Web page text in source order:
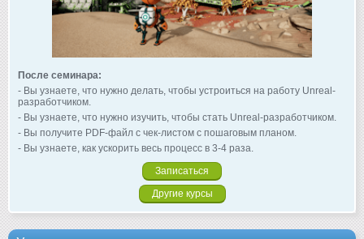
После семинара:
- Вы узнаете, что нужно делать, чтобы устроиться на работу Unreal-
разработчиком.
- Вы узнаете, что нужно изучить, чтобы стать Unreal-разработчиком.
- Вы получите PDF-файл с чек-листом с пошаговым планом.
- Вы узнаете, как ускорить весь процесс в 3-4 раза.
Записаться
Другие курсы